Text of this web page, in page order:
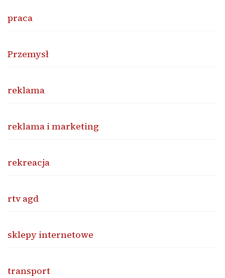
praca
Przemysł
reklama
reklama i marketing
rekreacja
rtv agd
sklepy internetowe
transport